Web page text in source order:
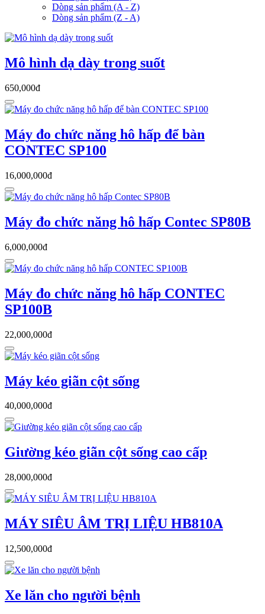
Dòng sản phẩm (A - Z)
Dòng sản phẩm (Z - A)
Mô hình dạ dày trong suốt
650,000đ
Máy đo chức năng hô hấp để bàn
CONTEC SP100
16,000,000đ
Máy đo chức năng hô hấp Contec SP80B
6,000,000đ
Máy đo chức năng hô hấp CONTEC
SP100B
22,000,000đ
Máy kéo giãn cột sống
40,000,000đ
Giường kéo giãn cột sống cao cấp
28,000,000đ
MÁY SIÊU ÂM TRỊ LIỆU HB810A
12,500,000đ
Xe lăn cho người bệnh